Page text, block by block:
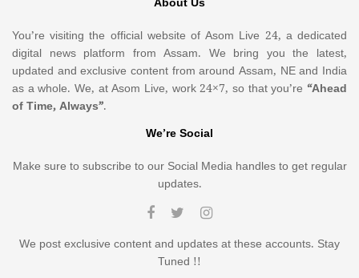
You’re visiting the official website of Asom Live 24, a dedicated
digital news platform from Assam. We bring you the latest,
updated and exclusive content from around Assam, NE and India
as a whole. We, at Asom Live, work 24×7, so that you’re “Ahead
of Time, Always”.
We’re Social
Make sure to subscribe to our Social Media handles to get regular
updates.
We post exclusive content and updates at these accounts. Stay
Tuned !!